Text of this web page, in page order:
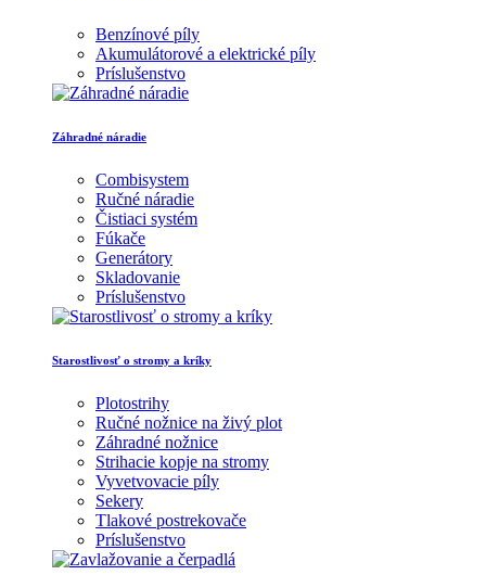
Benzínové píly
Akumulátorové a elektrické píly
Príslušenstvo
Záhradné náradie
Combisystem
Ručné náradie
Čistiaci systém
Fúkače
Generátory
Skladovanie
Príslušenstvo
Starostlivosť o stromy a kríky
Plotostrihy
Ručné nožnice na živý plot
Záhradné nožnice
Strihacie kopje na stromy
Vyvetvovacie píly
Sekery
Tlakové postrekovače
Príslušenstvo